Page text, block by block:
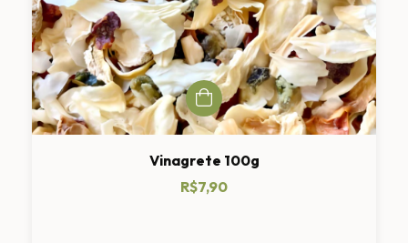
Vinagrete 100g
R$7,90